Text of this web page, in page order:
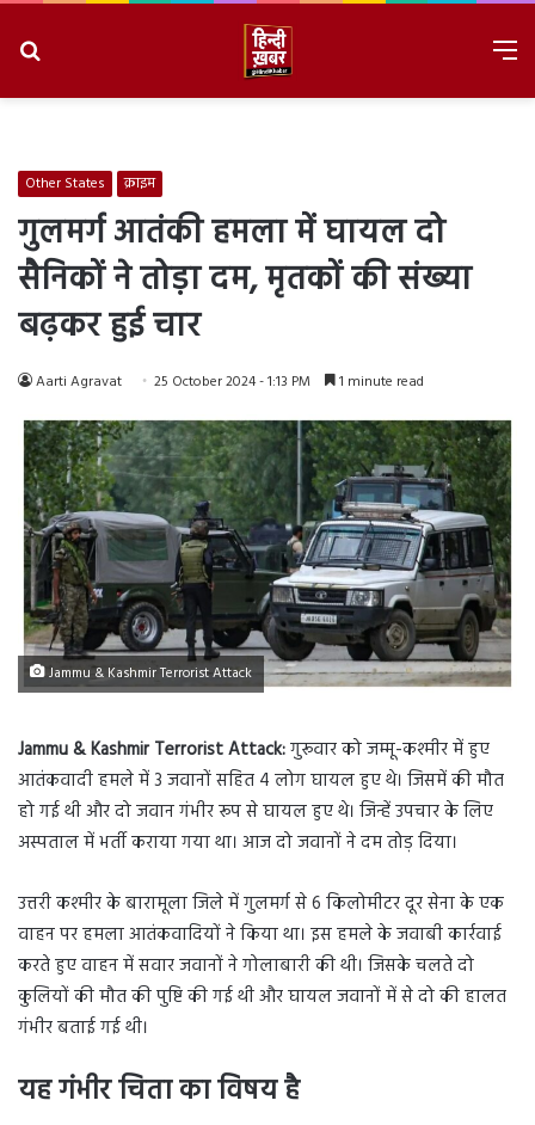
Other States क्राइम
गुलमर्ग आतंकी हमला में घायल दो
सैनिकों ने तोड़ा दम, मृतकों की संख्या
बढ़कर हुई चार
Aarti Agravat 25 October 2024 - 1:13 PM 1 minute read
Jammu & Kashmir Terrorist Attack
Jammu & Kashmir Terrorist Attack:गुरूवार को जम्मू-कश्मीर में हुए
आतंकवादी हमले में 3 जवानों सहित 4 लोग घायल हुए थे। जिसमें की मौत
हो गई थी और दो जवान गंभीर रूप से घायल हुए थे। जिन्हें उपचार के लिए
अस्पताल में भर्ती कराया गया था। आज दो जवानों ने दम तोड़ दिया।
उत्तरी कश्मीर के बारामूला जिले में गुलमर्ग से 6 किलोमीटर दूर सेना के एक
वाहन पर हमला आतंकवादियों ने किया था। इस हमले के जवाबी कार्रवाई
करते हुए वाहन में सवार जवानों ने गोलाबारी की थी। जिसके चलते दो
कुलियों की मौत की पुष्टि की गई थी और घायल जवानों में से दो की हालत
गंभीर बताई गई थी।
यह गंभीर चिता का विषय है